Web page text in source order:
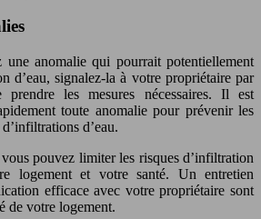
une anomalie qui pourrait potentiellement
d’eau, signalez-la à votre propriétaire par
les mesures nécessaires. Il est
toute anomalie pour prévenir les
d’eau.
pouvez limiter les risques d’infiltration
logement et votre santé. Un entretien
efficace avec votre propriétaire sont
de votre logement.